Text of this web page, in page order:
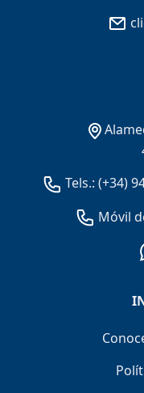
Tels.: (+34)
Móvil